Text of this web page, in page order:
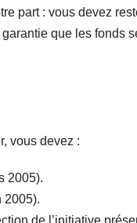
part : vous devez
que les fonds
vous devez :
2005).
2005).
de l’initiative